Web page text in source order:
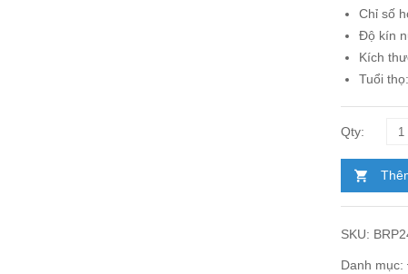
Chỉ số
Độ kín
Kích
Tuổi
SKU:
Danh mục: